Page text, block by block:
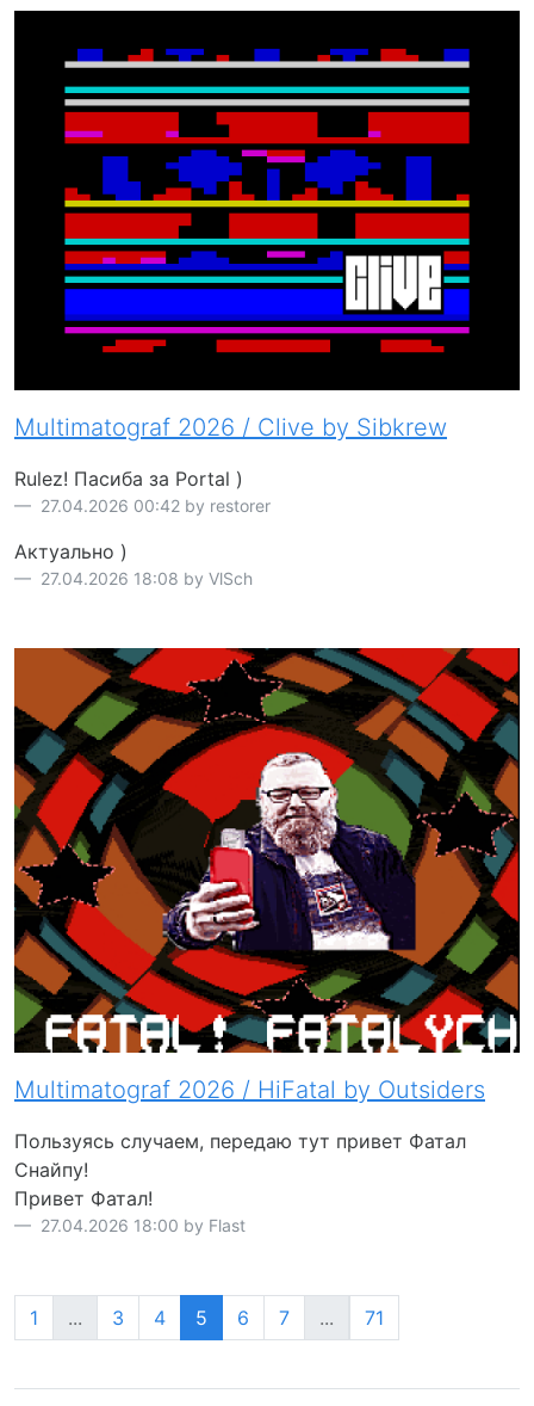
Multimatograf 2026 / Clive by Sibkrew
Rulez! Пасиба за Portal )
27.04.2026 00:42 by restorer
Актуально )
27.04.2026 18:08 by VlSch
Multimatograf 2026 / HiFatal by Outsiders
Пользуясь случаем, передаю тут привет Фатал
Снайпу!
Привет Фатал!
27.04.2026 18:00 by Flast
1 ... 3 4 5 6 7 ... 71